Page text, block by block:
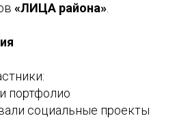
«ЛИЦА района»
портфолио
социальные проекты